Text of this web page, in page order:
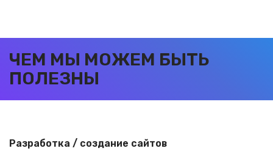
ЧЕМ МЫ МОЖЕМ БЫТЬ
ПОЛЕЗНЫ
Разработка / создание сайтов